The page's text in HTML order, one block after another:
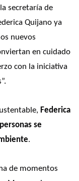
secretaría de
Quijano ya
nuevos
en cuidado
con la iniciativa
Federica
se
.
de momentos